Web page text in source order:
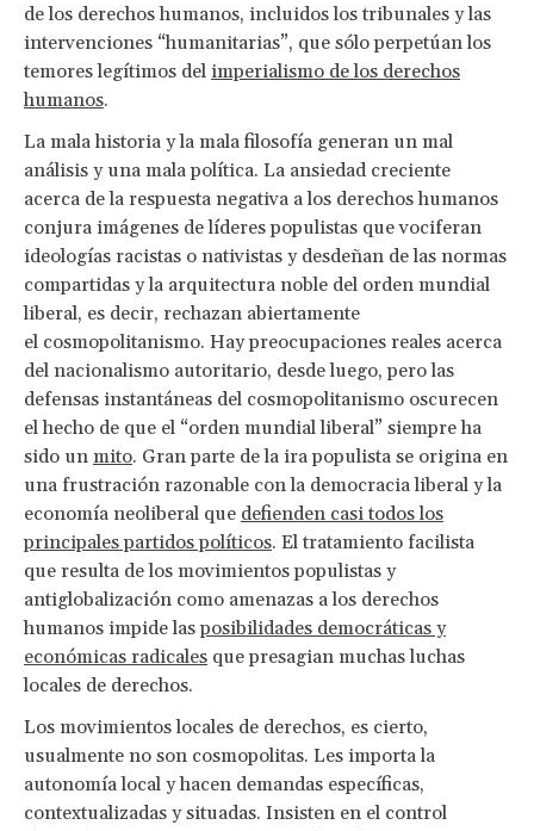
de los derechos humanos, incluidos los tribunales y las
intervenciones “humanitarias”, que sólo perpetúan los
temores legítimos del imperialismo de los derechos
humanos.
La mala historia y la mala filosofía generan un mal
análisis y una mala política. La ansiedad creciente
acerca de la respuesta negativa a los derechos humanos
conjura imágenes de líderes populistas que vociferan
ideologías racistas o nativistas y desdeñan de las normas
compartidas y la arquitectura noble del orden mundial
liberal, es decir, rechazan abiertamente
el cosmopolitanismo. Hay preocupaciones reales acerca
del nacionalismo autoritario, desde luego, pero las
defensas instantáneas del cosmopolitanismo oscurecen
el hecho de que el “orden mundial liberal” siempre ha
sido un mito. Gran parte de la ira populista se origina en
una frustración razonable con la democracia liberal y la
economía neoliberal que defienden casi todos los
principales partidos políticos. El tratamiento facilista
que resulta de los movimientos populistas y
antiglobalización como amenazas a los derechos
humanos impide lasposibilidades democráticas y
económicas radicales que presagian muchas luchas
locales de derechos.
Los movimientos locales de derechos, es cierto,
usualmente no son cosmopolitas. Les importa la
autonomía local y hacen demandas específicas,
contextualizadas y situadas. Insisten en el control